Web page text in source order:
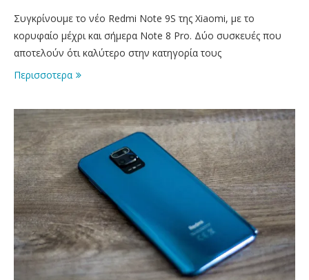
Συγκρίνουμε το νέο Redmi Note 9S της Xiaomi, με το
κορυφαίο μέχρι και σήμερα Note 8 Pro. Δύο συσκευές που
αποτελούν ότι καλύτερο στην κατηγορία τους
Περισσοτερα